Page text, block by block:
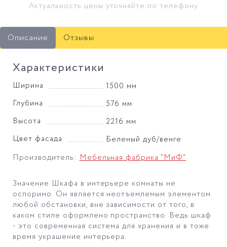
Актуальность цены уточняйте по телефону
Описание Отзывы
Характеристики
Ширина
1500 мм
Глубина
576 мм
Высота
2216 мм
Цвет фасада
Беленый дуб/венге
Производитель:Мебельная фабрика "МиФ"
Значение Шкафа в интерьере комнаты не
оспоримо. Он является неотъемлемым элементом
любой обстановки, вне зависимости от того, в
каком стиле оформлено пространство. Ведь шкаф
- это современная система для хранения и в тоже
время украшение интерьера.